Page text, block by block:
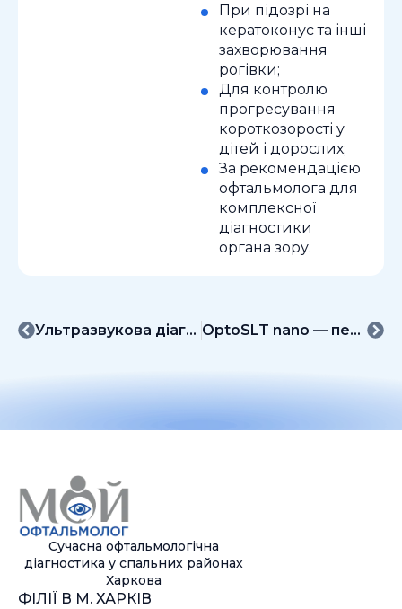
При підозрі на
кератоконус та інші
захворювання
рогівки;
Для контролю
прогресування
короткозорості у
дітей і дорослих;
За рекомендацією
офтальмолога для
комплексної
діагностики
органа зору.
Ультразвукова діагностична система Scanmate Flex DGH із зондами OptoSLT nano — передовий лазер для лікування глаукоми
Сучасна офтальмологічна
діагностика у спальних районах
Харкова
ФІЛІЇ В М. ХАРКІВ